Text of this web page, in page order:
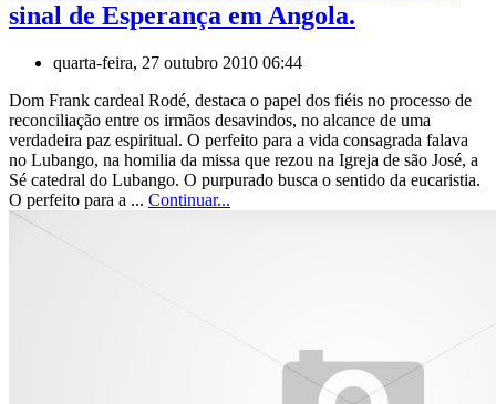
sinal de Esperança em Angola.
quarta-feira, 27 outubro 2010 06:44
Dom Frank cardeal Rodé, destaca o papel dos fiéis no processo de
reconciliação entre os irmãos desavindos, no alcance de uma
verdadeira paz espiritual. O perfeito para a vida consagrada falava
no Lubango, na homilia da missa que rezou na Igreja de são José, a
Sé catedral do Lubango. O purpurado busca o sentido da eucaristia.
O perfeito para a ... Continuar...